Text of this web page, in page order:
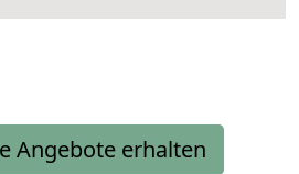
Angebote erhalten